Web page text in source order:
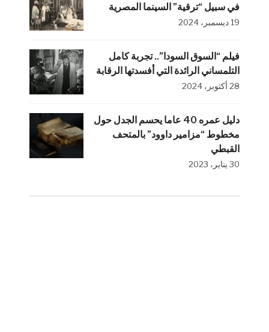
في سبيل “ترقية” السينما المصرية
19 ديسمبر، 2024
فيلم “السوق السودا”.. تجربة كامل
التلمساني الرائدة التي أفسدتها الرقابة
28 أكتوبر، 2024
دليل عمره 40 عاما يحسم الجدل حول
مخطوط “مزامير داوود” بالمتحف
القبطي
30 يناير، 2023